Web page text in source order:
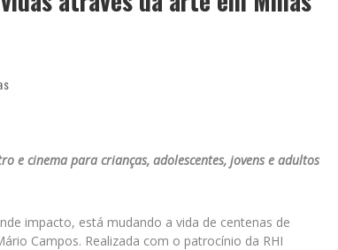
e cinema para crianças, adolescentes, jovens e adultos
impacto, está mudando a vida de centenas de
Campos. Realizada com o patrocínio da RHI